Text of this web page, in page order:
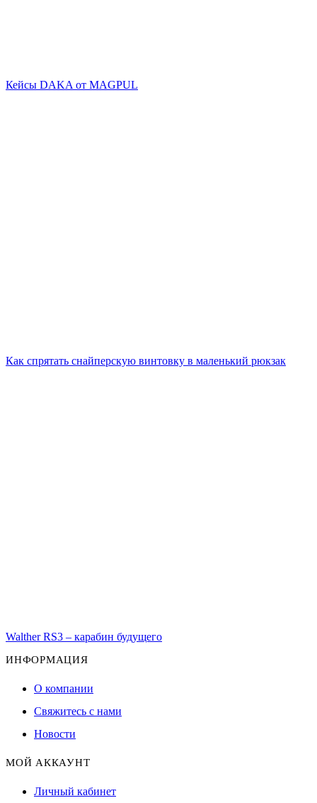
Кейсы DAKA от MAGPUL
Как спрятать снайперскую винтовку в маленький рюкзак
Walther RS3 – карабин будущего
ИНФОРМАЦИЯ
О компании
Свяжитесь с нами
Новости
МОЙ АККАУНТ
Личный кабинет